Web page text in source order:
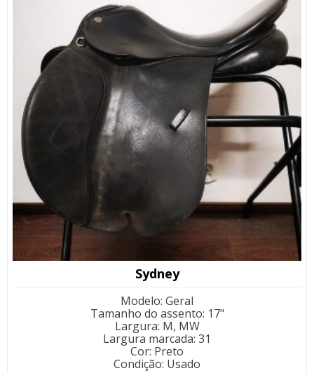
Sydney
Modelo: Geral
Tamanho do assento: 17"
Largura: M, MW
Largura marcada: 31
Cor: Preto
Condição: Usado